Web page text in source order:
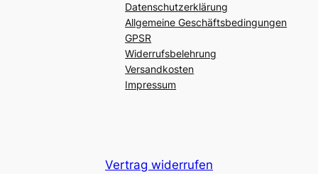
Datenschutzerklärung
Allgemeine Geschäftsbedingungen
GPSR
Widerrufsbelehrung
Versandkosten
Impressum
Vertrag widerrufen